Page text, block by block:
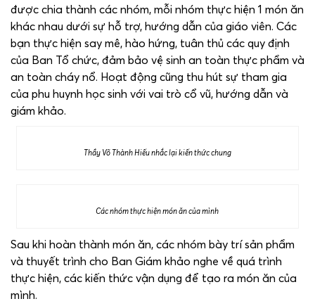
được chia thành các nhóm, mỗi nhóm thực hiện 1 món ăn
khác nhau dưới sự hỗ trợ, hướng dẫn của giáo viên. Các
bạn thực hiện say mê, hào hứng, tuân thủ các quy định
của Ban Tổ chức, đảm bảo vệ sinh an toàn thực phẩm và
an toàn cháy nổ. Hoạt động cũng thu hút sự tham gia
của phu huynh học sinh với vai trò cổ vũ, hướng dẫn và
giám khảo.
Thầy Võ Thành Hiếu nhắc lại kiến thức chung
Các nhóm thực hiện món ăn của mình
Sau khi hoàn thành món ăn, các nhóm bày trí sản phẩm
và thuyết trình cho Ban Giám khảo nghe về quá trình
thực hiện, các kiến thức vận dụng để tạo ra món ăn của
mình.